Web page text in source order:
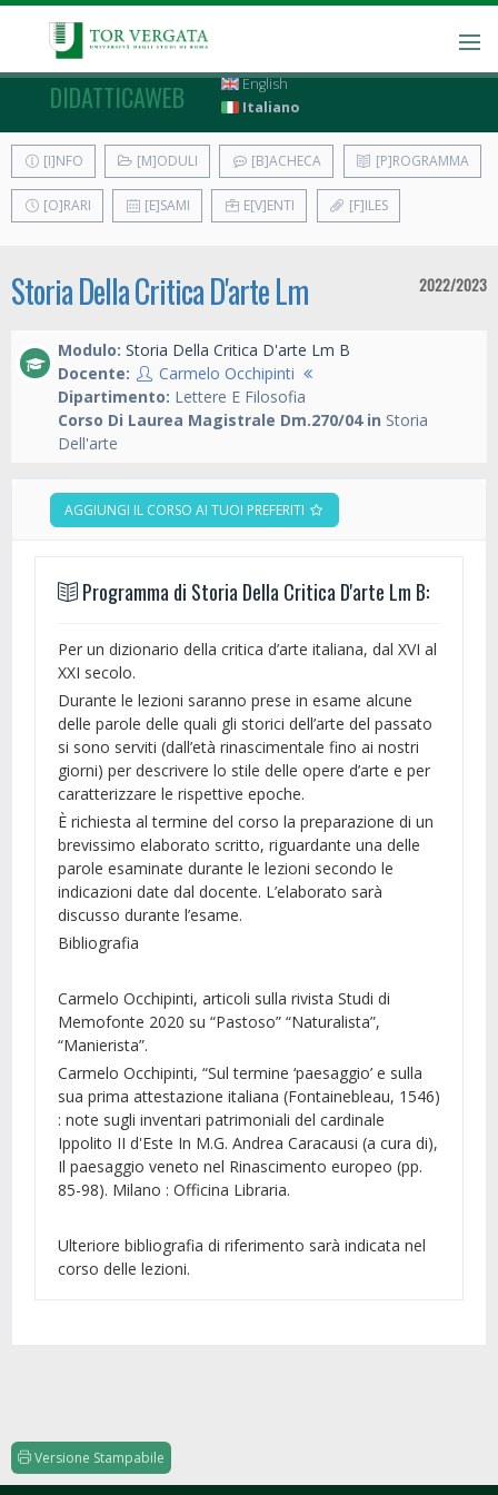
DIDATTICAWEB
English
Italiano
[I]NFO [M]ODULI [B]ACHECA [P]ROGRAMMA
[O]RARI [E]SAMI E[V]ENTI [F]ILES
Storia Della Critica D'arte Lm 2022/2023
Modulo: Storia Della Critica D'arte Lm B
Docente:
Carmelo Occhipinti
Dipartimento: Lettere E Filosofia
Corso Di Laurea Magistrale Dm.270/04 in Storia
Dell'arte
AGGIUNGI IL CORSO AI TUOI PREFERITI
Programma di Storia Della Critica D'arte Lm B:
Per un dizionario della critica d’arte italiana, dal XVI al
XXI secolo.
Durante le lezioni saranno prese in esame alcune
delle parole delle quali gli storici dell’arte del passato
si sono serviti (dall’età rinascimentale fino ai nostri
giorni) per descrivere lo stile delle opere d’arte e per
caratterizzare le rispettive epoche.
È richiesta al termine del corso la preparazione di un
brevissimo elaborato scritto, riguardante una delle
parole esaminate durante le lezioni secondo le
indicazioni date dal docente. L’elaborato sarà
discusso durante l’esame.
Bibliografia
Carmelo Occhipinti, articoli sulla rivista Studi di
Memofonte 2020 su “Pastoso” “Naturalista”,
“Manierista”.
Carmelo Occhipinti, “Sul termine ‘paesaggio’ e sulla
sua prima attestazione italiana (Fontainebleau, 1546)
: note sugli inventari patrimoniali del cardinale
Ippolito II d'Este In M.G. Andrea Caracausi (a cura di),
Il paesaggio veneto nel Rinascimento europeo (pp.
85-98). Milano : Officina Libraria.
Ulteriore bibliografia di riferimento sarà indicata nel
corso delle lezioni.
Versione Stampabile